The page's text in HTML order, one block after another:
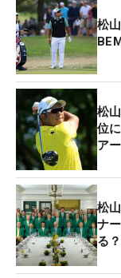
の日2度目の連
めるなど同組の
思わず笑顔を浮
け抜けた。
「きのうバーデ
はバーディを獲
山。ことごとく
ごくイメージは
ばこういうスコ
ごく大きかった
ズや笑顔も見え
いに奏功した。
松
松
位
ア
松
ナ
る